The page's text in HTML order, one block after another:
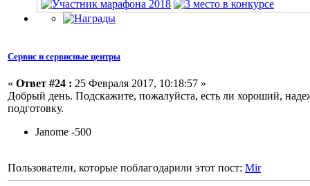
Сервис и сервисные центры
« Ответ #24 : 25 Февраля 2017, 10:18:57 »
Добрый день. Подскажите, пожалуйста, есть ли хороший,
подготовку.
Janome -500
Пользователи, которые поблагодарили этот пост: Mir